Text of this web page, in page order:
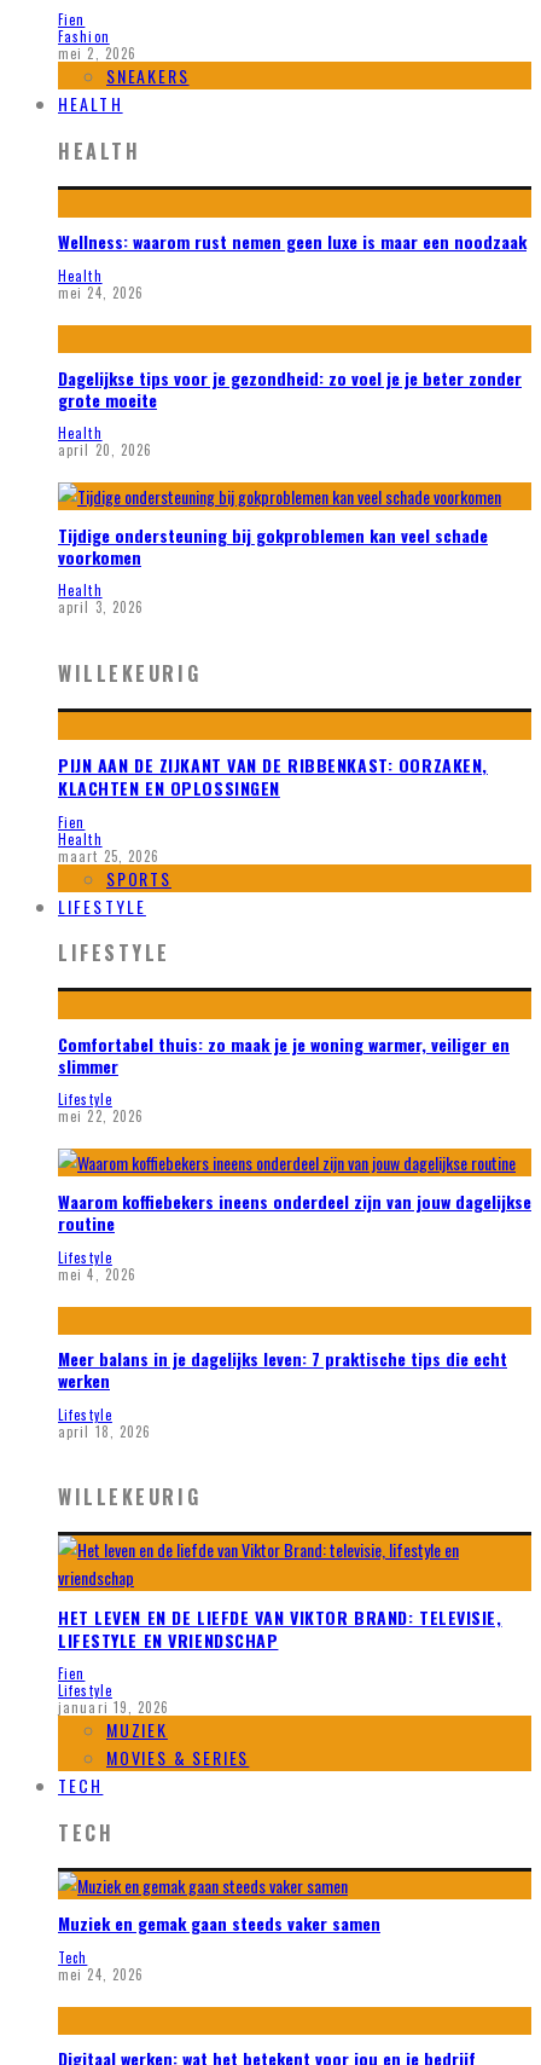
Fien
Fashion
mei 2, 2026
SNEAKERS
HEALTH
HEALTH
Wellness: waarom rust nemen geen luxe is maar een noodzaak
Health
mei 24, 2026
Dagelijkse tips voor je gezondheid: zo voel je je beter zonder
grote moeite
Health
april 20, 2026
Tijdige ondersteuning bij gokproblemen kan veel schade
voorkomen
Health
april 3, 2026
WILLEKEURIG
PIJN AAN DE ZIJKANT VAN DE RIBBENKAST: OORZAKEN,
KLACHTEN EN OPLOSSINGEN
Fien
Health
maart 25, 2026
SPORTS
LIFESTYLE
LIFESTYLE
Comfortabel thuis: zo maak je je woning warmer, veiliger en
slimmer
Lifestyle
mei 22, 2026
Waarom koffiebekers ineens onderdeel zijn van jouw dagelijkse
routine
Lifestyle
mei 4, 2026
Meer balans in je dagelijks leven: 7 praktische tips die echt
werken
Lifestyle
april 18, 2026
WILLEKEURIG
HET LEVEN EN DE LIEFDE VAN VIKTOR BRAND: TELEVISIE,
LIFESTYLE EN VRIENDSCHAP
Fien
Lifestyle
januari 19, 2026
MUZIEK
MOVIES & SERIES
TECH
TECH
Muziek en gemak gaan steeds vaker samen
Tech
mei 24, 2026
Digitaal werken: wat het betekent voor jou en je bedrijf